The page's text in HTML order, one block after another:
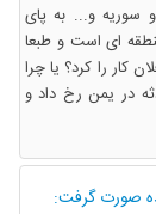
و سوریه و... به پای
ای است و طبعا
کار را کرد؟ یا چرا
در یمن رخ داد و
صورت گرفت: